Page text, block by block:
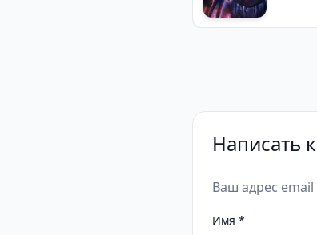
Написать
Ваш адрес
Имя *